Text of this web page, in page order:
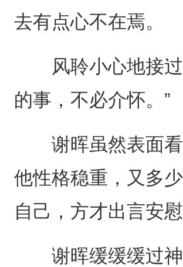
去有点心不在焉。
风聆小心地接过
的事，不必介怀。”
谢晖虽然表面看
他性格稳重，又多
自己，方才出言安慰
谢晖缓缓缓过神